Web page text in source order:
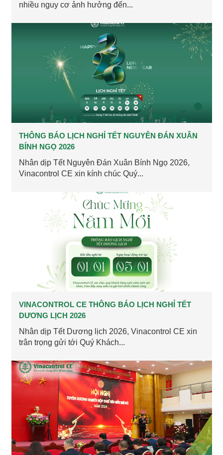
nhiều nguy cơ ảnh hưởng đến...
THÔNG BÁO LỊCH NGHỈ TẾT NGUYÊN ĐÁN XUÂN
BÍNH NGỌ 2026
Nhân dịp Tết Nguyên Đán Xuân Bính Ngọ 2026,
Vinacontrol CE xin kính chúc Quý...
VINACONTROL CE THÔNG BÁO LỊCH NGHỈ TẾT
DƯƠNG LỊCH 2026
Nhân dịp Tết Dương lịch 2026, Vinacontrol CE xin
trân trọng gửi tới Quý Khách...